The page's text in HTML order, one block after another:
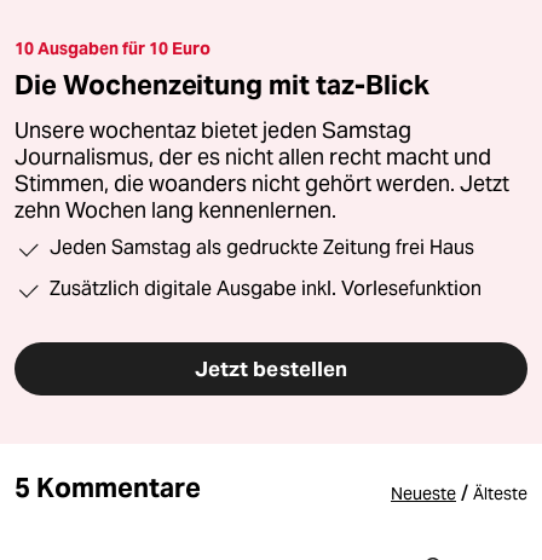
10 Ausgaben für 10 Euro
Die Wochenzeitung mit taz-Blick
Unsere wochentaz bietet jeden Samstag
Journalismus, der es nicht allen recht macht und
Stimmen, die woanders nicht gehört werden. Jetzt
zehn Wochen lang kennenlernen.
Jeden Samstag als gedruckte Zeitung frei Haus
Zusätzlich digitale Ausgabe inkl. Vorlesefunktion
Jetzt bestellen
5 Kommentare Neueste / Älteste